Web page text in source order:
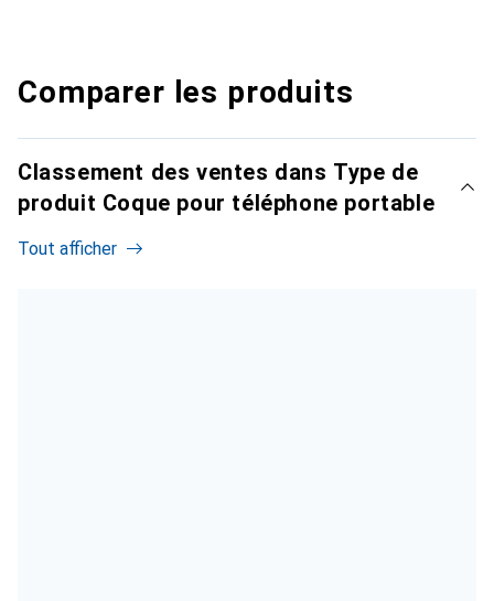
Comparer les produits
Classement des ventes dans Type de
produit Coque pour téléphone portable
Tout afficher